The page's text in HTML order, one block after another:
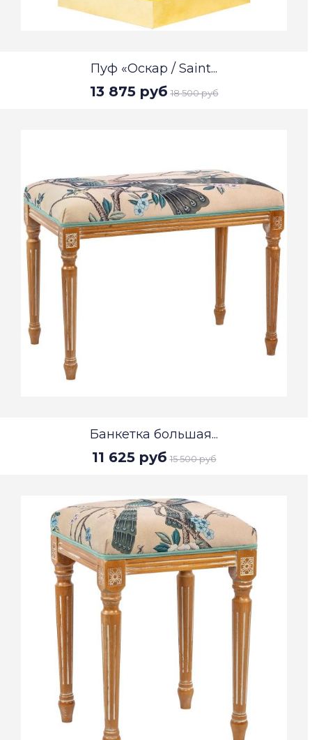
Пуф «Оскар / Saint...
13 875 руб 18 500 руб
Банкетка большая...
11 625 руб 15 500 руб